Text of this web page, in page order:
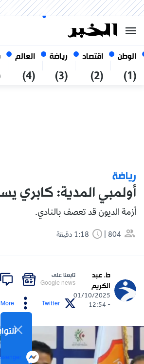
الوطن
(1)
اقتصاد
(2)
رياضة
(3)
العالم
(4)
06 أغسطس 2026
الجزائر
رياضة
أولمبي المدية: كابري
أزمة الديون قد تعصف بالنادي.
804
ط. عبد
الكريم
01/10/2025
- 12:54
تابعنا على
Google news
Twitter
More